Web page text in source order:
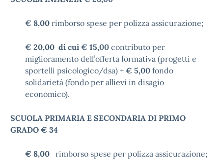
€ 8,00 rimborso spese per polizza assicurazione;
€ 20,00 di cui € 15,00 contributo per
miglioramento dell’offerta formativa (progetti e
sportelli psicologico/dsa) + € 5,00 fondo
solidarietà (fondo per allievi in disagio
economico).
SCUOLA PRIMARIA E SECONDARIA DI PRIMO
GRADO € 34
€ 8,00 rimborso spese per polizza assicurazione;